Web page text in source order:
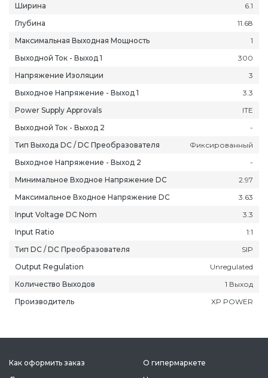
Ширина
6.1
Глубина
11.68
Максимальная Выходная Мощность
1
Выходной Ток - Выход 1
300
Напряжение Изоляции
3
Выходное Напряжение - Выход 1
3.3
Power Supply Approvals
ITE
Выходной Ток - Выход 2
-
Тип Выхода DC / DC Преобразователя
Фиксированный
Выходное Напряжение - Выход 2
-
Минимальное Входное Напряжение DC
2.97
Максимальное Входное Напряжение DC
3.63
Input Voltage DC Nom
3.3
Input Ratio
1:1
Тип DC / DC Преобразователя
SIP
Output Regulation
Unregulated
Количество Выходов
1 Выход
Производитель
XP POWER
Как оформить заказ
О гипермаркете
Липецк
Майкоп
Омск